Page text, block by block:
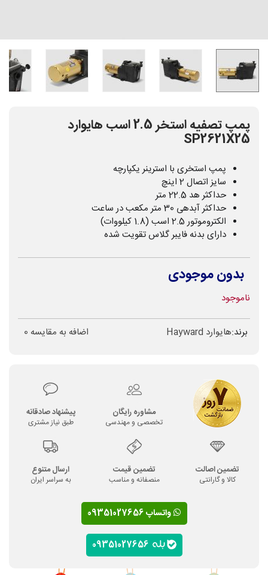
پمپ تصفیه استخر 2.5 اسب هایوارد
SP2621X25
پمپ استخری با استرینر یکپارچه
سایز اتصال 2 اینچ
حداکثر هد 22.5 متر
حداکثر آبدهی 30 متر مکعب در ساعت
الکتروموتور 2.5 اسب (1.8 کیلووات)
دارای بدنه فایبر گلاس تقویت شده
بدون موجودی
ناموجود
برند:هایوارد Hayward اضافه به مقایسه 0
مشاوره رایگان
تخصصی و مهندسی
پیشنهاد صادقانه
طبق نیاز مشتری
تضمین اصالت
کالا و گارانتی
تضمین قیمت
منصفانه و مناسب
ارسال متنوع
به سراسر ایران
واتساپ 09351027656